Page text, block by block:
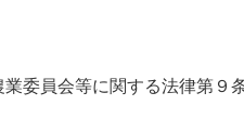
委員会等に関する法律第９